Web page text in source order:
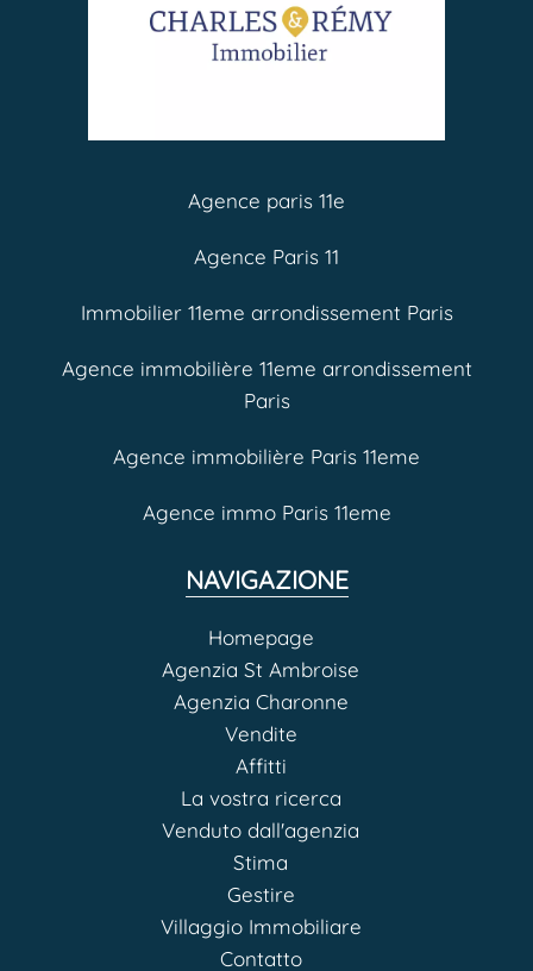
Agence paris 11e
Agence Paris 11
Immobilier 11eme arrondissement Paris
Agence immobilière 11eme arrondissement
Paris
Agence immobilière Paris 11eme
Agence immo Paris 11eme
NAVIGAZIONE
Homepage
Agenzia St Ambroise
Agenzia Charonne
Vendite
Affitti
La vostra ricerca
Venduto dall'agenzia
Stima
Gestire
Villaggio Immobiliare
Contatto